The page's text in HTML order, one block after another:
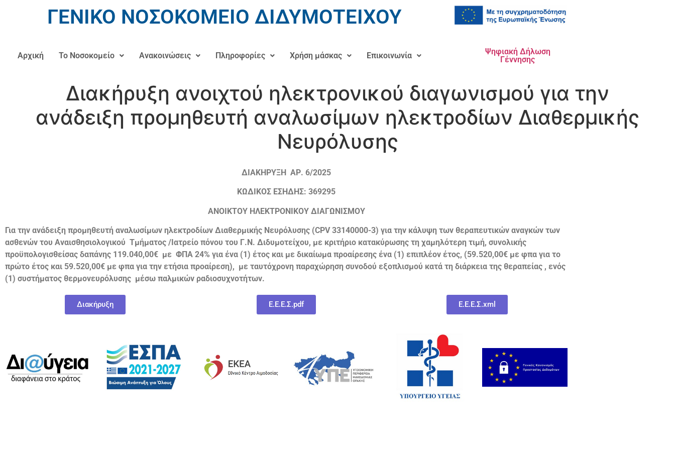
ΓΕΝΙΚΟ ΝΟΣΟΚΟΜΕΙΟ ΔΙΔΥΜΟΤΕΙΧΟΥ
Αρχική Το Νοσοκομείο Ανακοινώσεις Πληροφορίες Χρήση μάσκας Επικοινωνία
Ψηφιακή Δήλωση
Γέννησης
Διακήρυξη ανοιχτού ηλεκτρονικού διαγωνισμού για την
ανάδειξη προμηθευτή αναλωσίμων ηλεκτροδίων Διαθερμικής
Νευρόλυσης
ΔΙΑΚΗΡΥΞΗ ΑΡ. 6/2025
ΚΩΔΙΚΟΣ ΕΣΗΔΗΣ: 369295
ΑΝΟΙΚΤΟΥ ΗΛΕΚΤΡΟΝΙΚΟΥ ΔΙΑΓΩΝΙΣΜΟΥ
Για την ανάδειξη προμηθευτή αναλωσίμων ηλεκτροδίων Διαθερμικής Νευρόλυσης (CPV33140000-3) για την κάλυψη των θεραπευτικών αναγκών των
ασθενών του Αναισθησιολογικού Τμήματος /Ιατρείο πόνου του Γ.Ν. Διδυμοτείχου, με κριτήριο κατακύρωσης τη χαμηλότερη τιμή, συνολικής
προϋπολογισθείσας δαπάνης 119.040,00€ με ΦΠΑ 24% για ένα (1) έτος και με δικαίωμα προαίρεσης ένα (1) επιπλέον έτος, (59.520,00€ με φπα για το
πρώτο έτος και 59.520,00€ με φπα για την ετήσια προαίρεση), με ταυτόχρονη παραχώρηση συνοδού εξοπλισμού κατά τη διάρκεια της θεραπείας , ενός
(1) συστήματος θερμονευρόλυσης μέσω παλμικών ραδιοσυχνοτήτων.
Διακήρυξη Ε.Ε.Ε.Σ.pdf Ε.Ε.Ε.Σ.xml